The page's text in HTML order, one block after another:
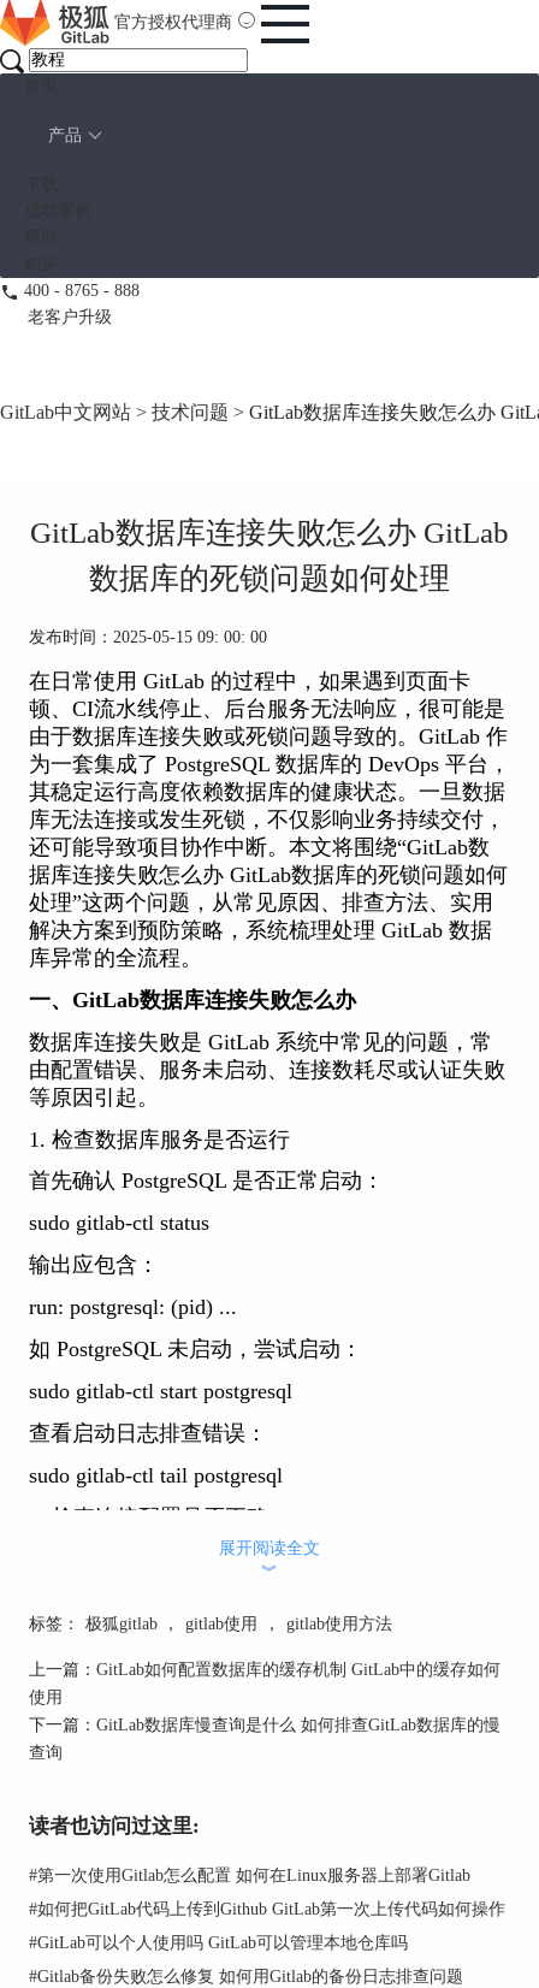
官方授权代理商
产品
400 - 8765 - 888
老客户升级
GitLab中文网站 > 技术问题 > GitLab数据库连接失败怎么办
GitLab数据库连接失败怎么办 GitLab
数据库的死锁问题如何处理
发布时间：2025-05-15 09: 00: 00
在日常使用 GitLab的过程中，如果遇到页面卡
顿、CI流水线停止、后台服务无法响应，很可能是
由于数据库连接失败或死锁问题导致的。GitLab 作
为一套集成了 PostgreSQL 数据库的 DevOps 平台，
其稳定运行高度依赖数据库的健康状态。一旦数据
库无法连接或发生死锁，不仅影响业务持续交付，
还可能导致项目协作中断。本文将围绕“GitLab数
据库连接失败怎么办 GitLab数据库的死锁问题如何
处理”这两个问题，从常见原因、排查方法、实用
解决方案到预防策略，系统梳理处理 GitLab 数据
库异常的全流程。
一、GitLab数据库连接失败怎么办
数据库连接失败是 GitLab 系统中常见的问题，常
由配置错误、服务未启动、连接数耗尽或认证失败
等原因引起。
1. 检查数据库服务是否运行
首先确认 PostgreSQL 是否正常启动：
sudo gitlab-ctl status
输出应包含：
run: postgresql: (pid) ...
如 PostgreSQL 未启动，尝试启动：
sudo gitlab-ctl start postgresql
查看启动日志排查错误：
sudo gitlab-ctl tail postgresql
2. 检查连接配置是否正确
查看 /etc/gitlab/gitlab.rb 中数据库配置项：
确保：
密码未过期;
防火墙未阻断 5432 端口。
执行以下命令测试连接：
展开阅读全文
︾
标签： 极狐gitlab ， gitlab使用 ， gitlab使用方法
上一篇： GitLab如何配置数据库的缓存机制 GitLab中的缓存如何
使用
下一篇： GitLab数据库慢查询是什么 如何排查GitLab数据库的慢
查询
读者也访问过这里:
#第一次使用Gitlab怎么配置 如何在Linux服务器上部署Gitlab
#如何把GitLab代码上传到Github GitLab第一次上传代码如何操作
#GitLab可以个人使用吗 GitLab可以管理本地仓库吗
#Gitlab备份失败怎么修复 如何用Gitlab的备份日志排查问题